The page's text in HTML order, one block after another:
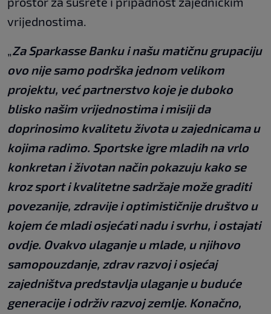
vrijednostima.
„Za Sparkasse Banku i našu matičnu grupaciju
ovo nije samo podrška jednom velikom
projektu, već partnerstvo koje je duboko
blisko našim vrijednostima i misiji da
doprinosimo kvalitetu života u zajednicama u
kojima radimo. Sportske igre mladih na vrlo
konkretan i životan način pokazuju kako se
kroz sport i kvalitetne sadržaje može graditi
povezanije, zdravije i optimističnije društvo u
kojem će mladi osjećati nadu i svrhu, i ostajati
ovdje. Ovakvo ulaganje u mlade, u njihovo
samopouzdanje, zdrav razvoj i osjećaj
zajedništva predstavlja ulaganje u buduće
generacije i održiv razvoj zemlje. Konačno,